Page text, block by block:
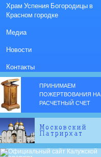
Храм Успения Богородицы в
Красном городке
Медиа
Новости
Контакты
ПРИНИМАЕМ
ПОЖЕРТВОВАНИЯ НА
РАСЧЕТНЫЙ СЧЕТ